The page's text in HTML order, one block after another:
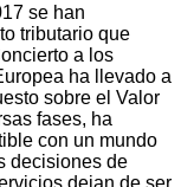
se han
tributario que
a los
ha llevado a
sobre el Valor
fases, ha
con un mundo
decisiones de
dejan de ser